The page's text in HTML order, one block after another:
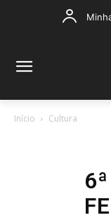
Início Cultura